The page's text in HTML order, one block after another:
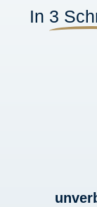
In 3